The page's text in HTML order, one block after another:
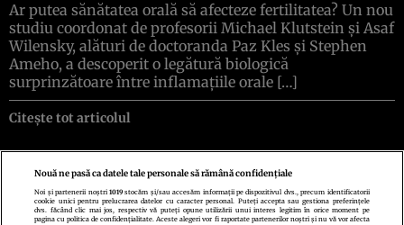
Ar putea sănătatea orală să afecteze fertilitatea? Un nou
studiu coordonat de profesorii Michael Klutstein și Asaf
Wilensky, alături de doctoranda Paz Kles și Stephen
Ameho, a descoperit o legătură biologică
surprinzătoare între inflamațiile orale […]
Citește tot articolul
Politica de confidenţialitatePolitica de cookiesTermeni şi condiţii
Echipa redacționalăContactSetări Cookies
Nouă ne pasă ca datele tale personale să rămână confidențiale
Noi și partenerii noștri1019 stocăm și/sau accesăm informații pe dispozitivul dvs., precum identificatorii
cookie unici pentru prelucrarea datelor cu caracter personal. Puteți accepta sau gestiona preferințele
dvs. făcând clic mai jos, respectiv vă puteți opune utilizării unui interes legitim în orice moment pe
pagina cu politica de confidențialitate. Aceste alegeri vor fi raportate partenerilor noștri și nu vă vor afecta